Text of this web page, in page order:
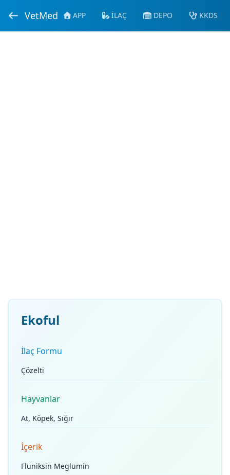
VetMed APP İLAÇ DEPO KKDS
Ekoful
İlaç Formu
Çözelti
Hayvanlar
At, Köpek, Sığır
İçerik
Fluniksin Meglumin